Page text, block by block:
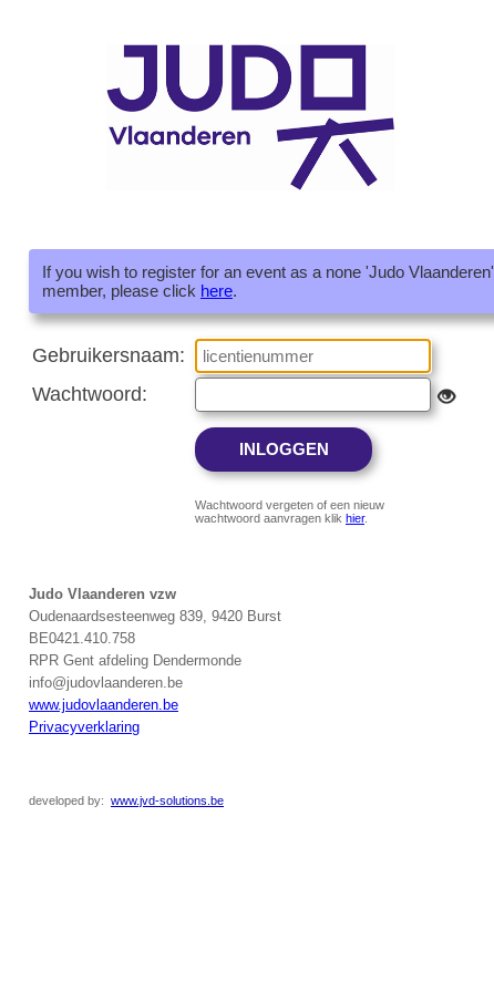
If you wish to register for an event as a none 'Judo Vlaanderen'
member, please click here.
Gebruikersnaam:
Wachtwoord:
Wachtwoord vergeten of een nieuw
wachtwoord aanvragen klik hier.
Judo Vlaanderen vzw
Oudenaardsesteenweg 839, 9420 Burst
BE0421.410.758
RPR Gent afdeling Dendermonde
info@judovlaanderen.be
www.judovlaanderen.be
Privacyverklaring
developed by: www.jvd-solutions.be